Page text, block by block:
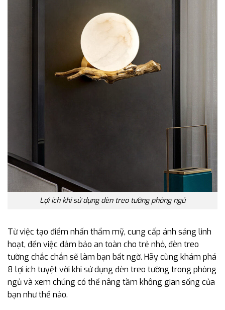
Lợi ích khi sử dụng đèn treo tường phòng ngủ
Từ việc tạo điểm nhấn thẩm mỹ, cung cấp ánh sáng linh
hoạt, đến việc đảm bảo an toàn cho trẻ nhỏ, đèn treo
tường chắc chắn sẽ làm bạn bất ngờ. Hãy cùng khám phá
8 lợi ích tuyệt vời khi sử dụng đèn treo tường trong phòng
ngủ và xem chúng có thể nâng tầm không gian sống của
bạn như thế nào.